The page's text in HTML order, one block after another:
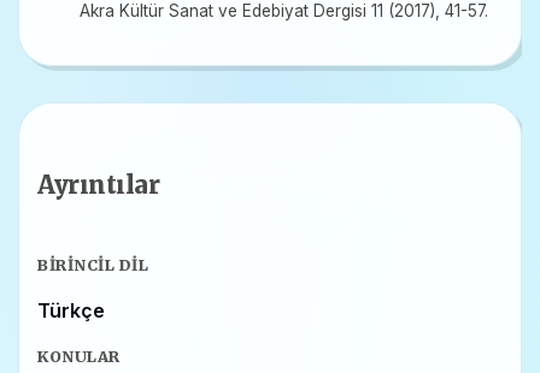
Akra Kültür Sanat ve Edebiyat Dergisi 11 (2017), 41-57.
Ayrıntılar
BIRINCIL DIL
Türkçe
KONULAR